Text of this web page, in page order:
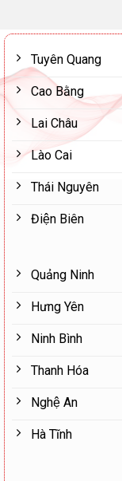
Tuyên Quang
Cao Bằng
Lai Châu
Lào Cai
Thái Nguyên
Điện Biên
Quảng Ninh
Hưng Yên
Ninh Bình
Thanh Hóa
Nghệ An
Hà Tĩnh